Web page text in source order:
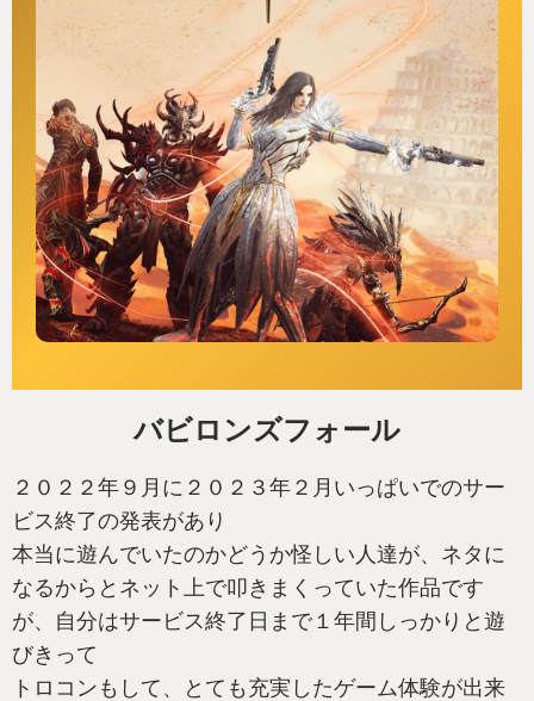
バビロンズフォール
２０２２年９月に２０２３年２月いっぱいでのサー
ビス終了の発表があり
本当に遊んでいたのかどうか怪しい人達が、ネタに
なるからとネット上で叩きまくっていた作品です
が、自分はサービス終了日まで１年間しっかりと遊
びきって
トロコンもして、とても充実したゲーム体験が出来